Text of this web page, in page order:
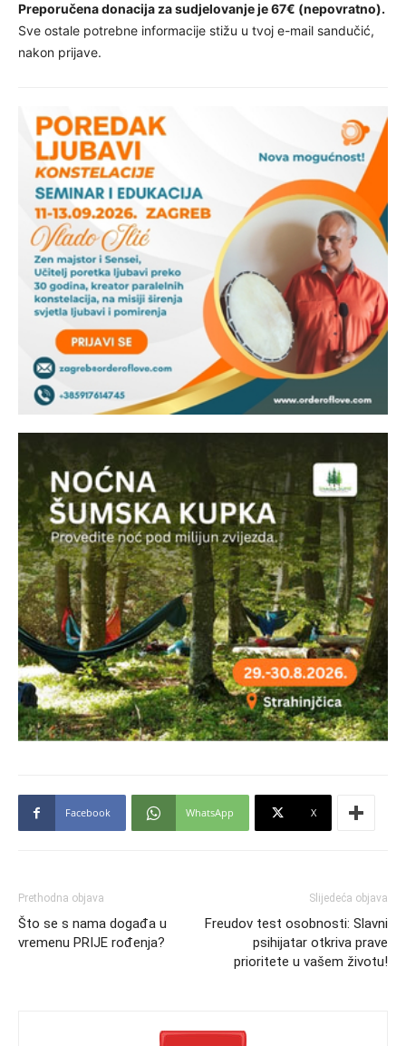
Preporučena donacija za sudjelovanje je 67€ (nepovratno).
Sve ostale potrebne informacije stižu u tvoj e-mail sandučić,
nakon prijave.
Facebook WhatsApp X
Prethodna objava
Što se s nama događa u
vremenu PRIJE rođenja?
Slijedeća objava
Freudov test osobnosti: Slavni
psihijatar otkriva prave
prioritete u vašem životu!